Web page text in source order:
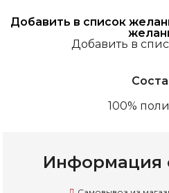
Добавить в список
Добавить в
100%
Информация